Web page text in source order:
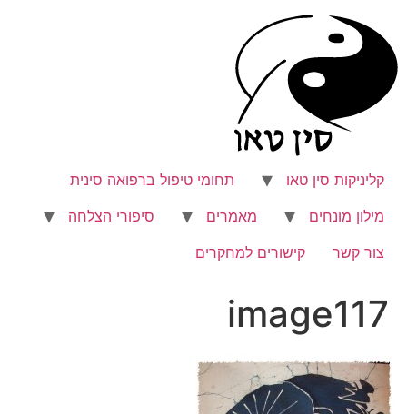
לתוכן
קליניקות סין טאו
תחומי טיפול ברפואה סינית
מילון מונחים
מאמרים
סיפורי הצלחה
צור קשר
קישורים למחקרים
image117